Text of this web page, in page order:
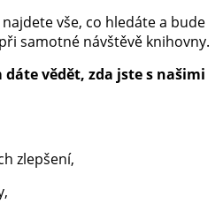
vše, co hledáte a bude
samotné návštěvě knihovny.
vědět, zda jste s našimi
zlepšení,